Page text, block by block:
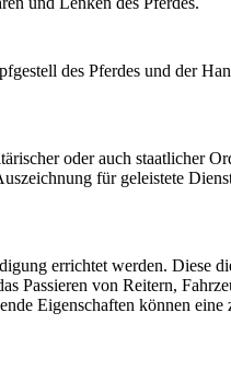
des Pferdes und der
oder auch staatlicher
für geleistete
errichtet werden. Diese
Passieren von Reitern,
Eigenschaften können